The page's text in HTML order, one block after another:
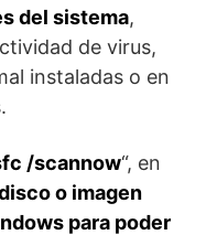
del sistema,
de virus,
instaladas o en
/scannow“, en
o imagen
para poder